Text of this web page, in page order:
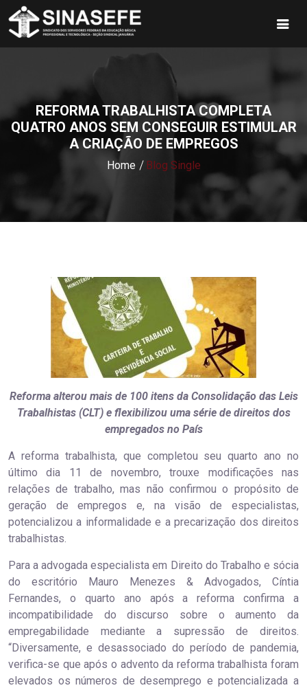
REFORMA TRABALHISTA COMPLETA
QUATRO ANOS SEM CONSEGUIR ESTIMULAR
A CRIAÇÃO DE EMPREGOS
Home Blog Single
Reforma alterou mais de 100 itens da Consolidação das Leis
Trabalhistas (CLT) e flexibilizou uma série de direitos dos
empregados no País
A reforma trabalhista, que completou seu quarto ano no
último dia 11 de novembro, trouxe modificações nas
relações de trabalho, mas não confirmou o propósito de
geração de empregos e, na visão de especialistas,
potencializou a informalidade e a precarização dos direitos
trabalhistas.
Para a advogada especialista em Direito do Trabalho e sócia
do escritório Mauro Menezes & Advogados, Cíntia
Fernandes, o quarto ano após a reforma confirma a
incompatibilidade do discurso sobre o aumento da
empregabilidade mediante a supressão de direitos.
“Diversamente, e desassociado do período de pandemia,
verifica-se que após o advento da reforma trabalhista foram
elevados os números de desemprego e potencializada a